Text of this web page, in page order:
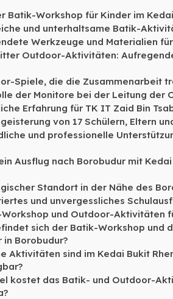
Ruang
Nasi Box
Katering
Nasi Box
BAHASA /
Batik-Workshop für Kinder im
und unterhaltsame Batik-
Werkzeuge und Materialien
Outdoor-Aktivitäten:
Spiele, die die Zusammenarbeit
der Monitore bei der Leitung der
Erfahrung für TK IT Zaid Bin
von 17 Schülern, Eltern
und professionelle
Ausflug nach Borobudur mit
Standort in der Nähe des
und unvergessliches
Workshop und Outdoor-Aktivitäten
sich der Batik-Workshop und
in Borobudur?
Aktivitäten sind im Kedai Bukit
kostet das Batik- und Outdoor-